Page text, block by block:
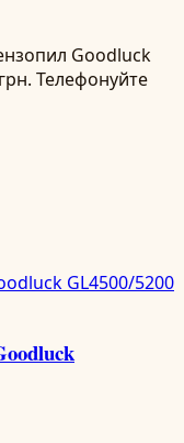
Goodluck
Телефонуйте